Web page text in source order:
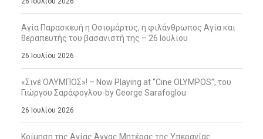
Αγία Παρασκευή η Οσιομάρτυς, η φιλάνθρωπος Αγία και
θεραπευτής του βασανιστή της – 26 Ιουλίου
26 Ιουλίου 2026
«Σινέ ΟΛΥΜΠΟΣ»! – Now Playing at “Cine OLYMPOS”, του
Γιώργου Σαράφογλου-by George Sarafoglou
26 Ιουλίου 2026
Κοίμηση της Αγίας Άννας Μητέρας της Υπεραγίας